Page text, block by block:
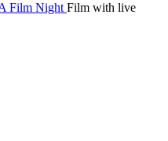
Film Night Film with live